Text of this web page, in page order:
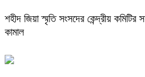
শহীদ জিয়া স্মৃতি সংসদের কেন্দ্রীয় কমিটির
কামাল